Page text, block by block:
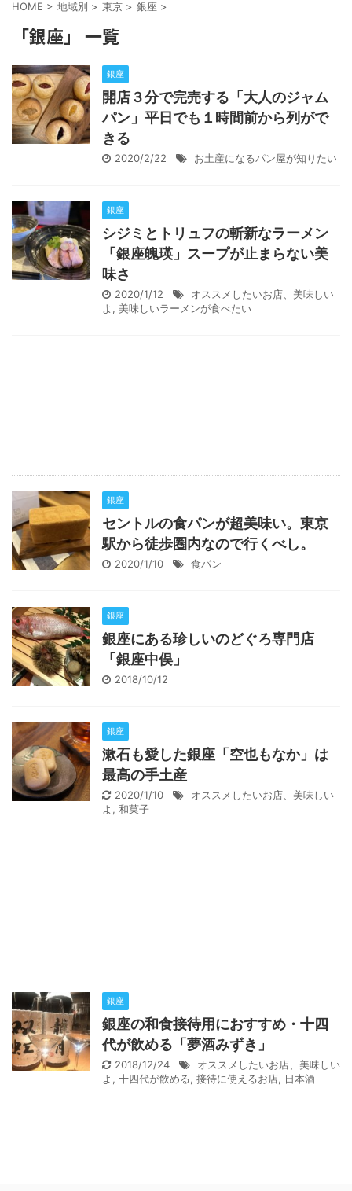
HOME > 地域別 > 東京 > 銀座 >
「銀座」 一覧
銀座
開店３分で完売する「大人のジャム
パン」平日でも１時間前から列がで
きる
2020/2/22 お土産になるパン屋が知りたい
銀座
シジミとトリュフの斬新なラーメン
「銀座魄瑛」スープが止まらない美
味さ
2020/1/12
オススメしたいお店、美味しい
よ , 美味しいラーメンが食べたい
銀座
セントルの食パンが超美味い。東京
駅から徒歩圏内なので行くべし。
2020/1/10 食パン
銀座
銀座にある珍しいのどぐろ専門店
「銀座中俣」
2018/10/12
銀座
漱石も愛した銀座「空也もなか」は
最高の手土産
2020/1/10
オススメしたいお店、美味しい
よ , 和菓子
銀座
銀座の和食接待用におすすめ・十四
代が飲める「夢酒みずき」
2018/12/24
オススメしたいお店、美味しい
よ , 十四代が飲める, 接待に使えるお店, 日本酒